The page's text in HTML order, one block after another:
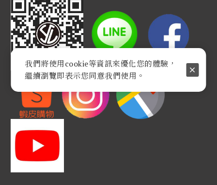
我們將使用cookie等資訊來優化您的體驗，
繼續瀏覽即表示您同意我們使用。